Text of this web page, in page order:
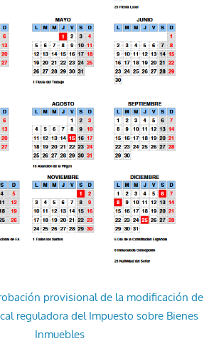
provisional de la modificación de
reguladora del Impuesto sobre Bienes
Inmuebles